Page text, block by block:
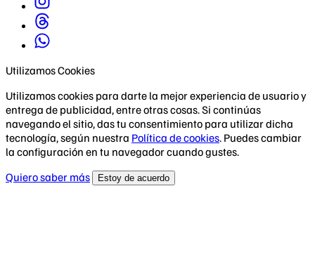
Utilizamos Cookies
Utilizamos cookies para darte la mejor experiencia de usuario y
entrega de publicidad, entre otras cosas. Si continúas
navegando el sitio, das tu consentimiento para utilizar dicha
tecnología, según nuestra Política de cookies. Puedes cambiar
la configuración en tu navegador cuando gustes.
Quiero saber más
Estoy de acuerdo